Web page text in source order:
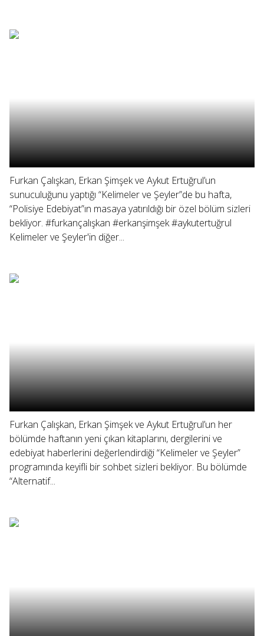
Furkan Çalışkan, Erkan Şimşek ve Aykut Ertuğrul’un
sunuculuğunu yaptığı “Kelimeler ve Şeyler”de bu hafta,
“Polisiye Edebiyat”ın masaya yatırıldığı bir özel bölüm sizleri
bekliyor. #furkançalışkan #erkanşimşek #aykutertuğrul
Kelimeler ve Şeyler'in diğer...
Furkan Çalışkan, Erkan Şimşek ve Aykut Ertuğrul’un her
bölümde haftanın yeni çıkan kitaplarını, dergilerini ve
edebiyat haberlerini değerlendirdiği “Kelimeler ve Şeyler”
programında keyifli bir sohbet sizleri bekliyor. Bu bölümde
“Alternatif...